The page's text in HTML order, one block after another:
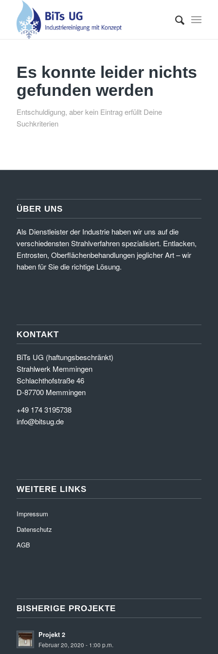
Es konnte leider nichts
gefunden werden
Entschuldigung, aber kein Eintrag erfüllt Deine
Suchkriterien
ÜBER UNS
Als Dienstleister der Industrie haben wir uns auf die
verschiedensten Strahlverfahren spezialisiert. Entlacken,
Entrosten, Oberflächenbehandlungen jeglicher Art – wir
haben für Sie die richtige Lösung.
KONTAKT
BiTs UG (haftungsbeschränkt)
Strahlwerk Memmingen
Schlachthofstraße 46
D-87700 Memmingen
+49 174 3195738
info@bitsug.de
WEITERE LINKS
Impressum
Datenschutz
AGB
BISHERIGE PROJEKTE
Projekt 2
Februar 20, 2020 - 1:00 p.m.